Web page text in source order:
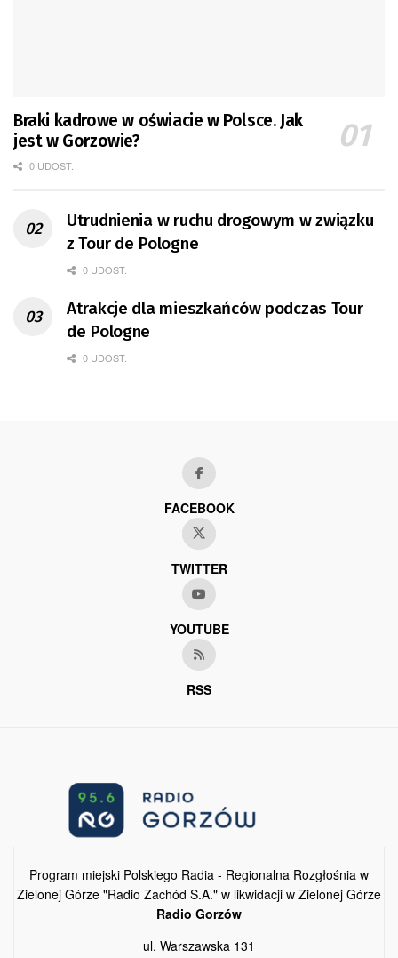
Braki kadrowe w oświacie w Polsce. Jak
jest w Gorzowie?
0 UDOST.
Utrudnienia w ruchu drogowym w związku
z Tour de Pologne
0 UDOST.
Atrakcje dla mieszkańców podczas Tour
de Pologne
0 UDOST.
FACEBOOK
TWITTER
YOUTUBE
RSS
Program miejski Polskiego Radia - Regionalna Rozgłośnia w
Zielonej Górze "Radio Zachód S.A." w likwidacji w Zielonej Górze
Radio Gorzów
ul. Warszawska 131